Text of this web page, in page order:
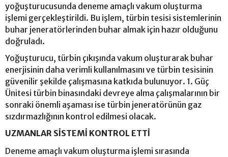
yoğuşturucusunda deneme amaçlı vakum oluşturma
işlemi gerçekleştirildi. Bu işlem, türbin tesisi sistemlerinin
buhar jeneratörlerinden buhar almak için hazır olduğunu
doğruladı.
Yoğuşturucu, türbin çıkışında vakum oluşturarak buhar
enerjisinin daha verimli kullanılmasını ve türbin tesisinin
güvenilir şekilde çalışmasına katkıda bulunuyor. 1. Güç
Ünitesi türbin binasındaki devreye alma çalışmalarının bir
sonraki önemli aşaması ise türbin jeneratörünün gaz
sızdırmazlığının kontrol edilmesi olacak.
UZMANLAR SİSTEMİ KONTROL ETTİ
Deneme amaçlı vakum oluşturma işlemi sırasında